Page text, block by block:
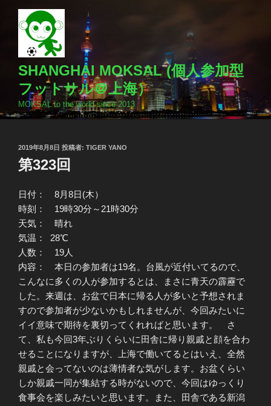
ッ
SHANGHAI MOKSAL (個人参加型
フットサル＠上海）
MOKSAL to the world since 2013
投
稿
日:
2019年8月8日 投稿者: TIGER YANO
第323回
日付： 8月8日(木）
時刻： 19時30分～21時30分
天気： 晴れ
気温： 28℃
人数： 19人
内容： 本日の参加者は19名。台風が近付いてるので、
こんなに多くの人が参加するとは、まさに青天の霹靂で
した。来週は、お盆で日本に帰る人が多いと予想されま
すので参加者が少ないかもしれませんが、今回みたいに
イイ意味で期待を裏切ってくれればと思います。 さ
て、私も今回3年ぶりくらいに田舎に帰り親戚と顔を合わ
せることになりますが、上海で働いてるとはいえ、全然
親戚と会ってないのは薄情者な気がします。お盆くらい
しか親戚一同が集結する時がないので、今回はゆっくり
食事会を楽しみたいと思います。また、田舎である新潟